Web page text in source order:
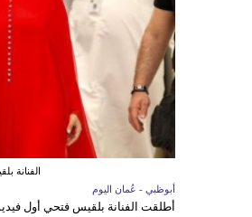
الفنانة
أبوظبي - عُمان اليوم
أطلقت الفنانة بلقيس فتحي أول